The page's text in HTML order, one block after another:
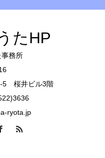
たHP
事務所
5 桜井ビル3階
ryota.jp